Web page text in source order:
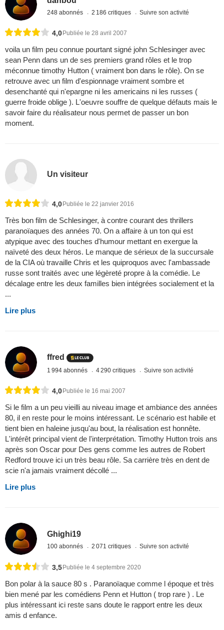
248 abonnés 2 186 critiques Suivre son activité
4,0 Publiée le 28 avril 2007
voila un film peu connue pourtant signé john Schlesinger avec
sean Penn dans un de ses premiers grand rôles et le trop
méconnue timothy Hutton ( vraiment bon dans le rôle). On se
retrouve avec un film d'espionnage vraiment sombre et
desenchanté qui n'epargne ni les americains ni les russes (
guerre froide oblige ). L'oeuvre souffre de quelque défauts mais le
savoir faire du réalisateur nous permet de passer un bon
moment.
Un visiteur
4,0Publiée le 22 janvier 2016
Très bon film de Schlesinger, à contre courant des thrillers
paranoïaques des années 70. On a affaire à un ton qui est
atypique avec des touches d'humour mettant en exergue la
naïveté des deux héros. Le manque de sérieux de la succursale
de la CIA où travaille Chris et les quiproquos avec l'ambassade
russe sont traités avec une légèreté propre à la comédie. Le
décalage entre les deux familles bien intégrées socialement et la
...
Lire plus
ffred
1 994 abonnés 4 290 critiques Suivre son activité
4,0Publiée le 16 mai 2007
Si le film a un peu vieilli au niveau image et ambiance des années
80, il en reste pour le moins intéressant. Le scénario est habile et
tient bien en haleine jusqu'au bout, la réalisation est honnête.
L'intérêt principal vient de l'interprétation. Timothy Hutton trois ans
après son Oscar pour Des gens comme les autres de Robert
Redford trouve ici un très beau rôle. Sa carrière très en dent de
scie n'a jamais vraiment décollé ...
Lire plus
Ghighi19
100 abonnés 2 071 critiques Suivre son activité
3,5 Publiée le 4 septembre 2020
Bon polar à la sauce 80 s . Paranoïaque comme l époque et très
bien mené par les comédiens Penn et Hutton ( trop rare ) . Le
plus intéressant ici reste sans doute le rapport entre les deux
amis d enfance.